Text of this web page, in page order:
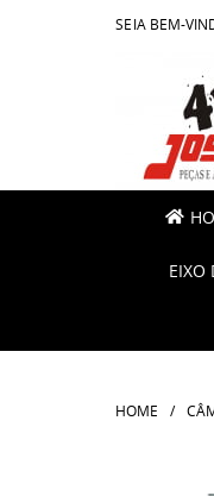
SEJA BEM-
EIXO
HOME